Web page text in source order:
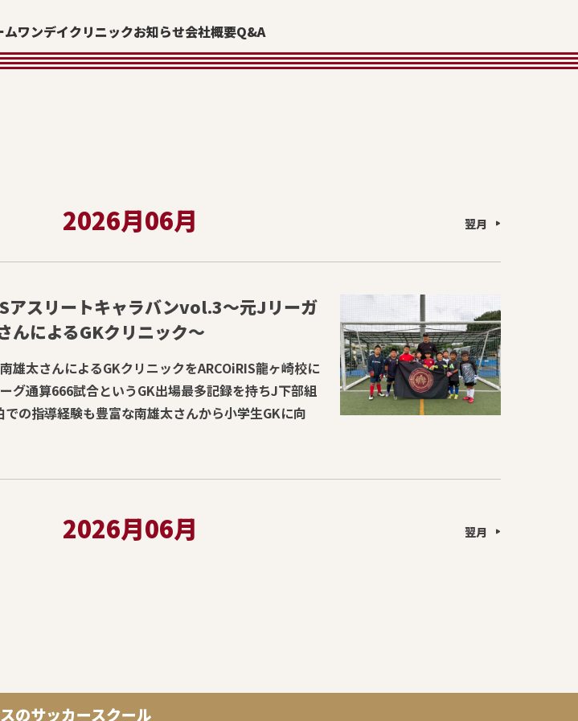
ムワンデイクリニックお知らせ会社概要Q&A
2026月06月 翌月
アスリートキャラバンvol.3〜元Jリーガ
んによるGKクリニック〜
雄太さんによるGKクリニックをARCOiRIS龍ヶ崎校に
グ通算666試合というGK出場最多記録を持ちJ下部組
での指導経験も豊富な南雄太さんから小学生GKに向
2026月06月 翌月
のサッカースクール